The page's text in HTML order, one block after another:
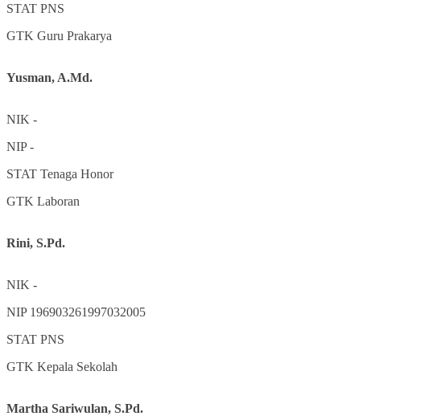
STAT PNS
GTK Guru Prakarya
Yusman, A.Md.
NIK -
NIP-
STAT Tenaga Honor
GTK Laboran
Rini, S.Pd.
NIK -
NIP 196903261997032005
STAT PNS
GTK Kepala Sekolah
Martha Sariwulan, S.Pd.